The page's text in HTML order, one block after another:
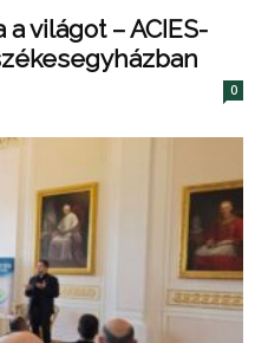
világot – ACIES-
0